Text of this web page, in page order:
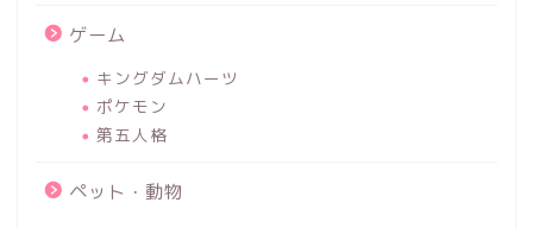
ゲーム
キングダムハーツ
ポケモン
第五人格
ペット・動物